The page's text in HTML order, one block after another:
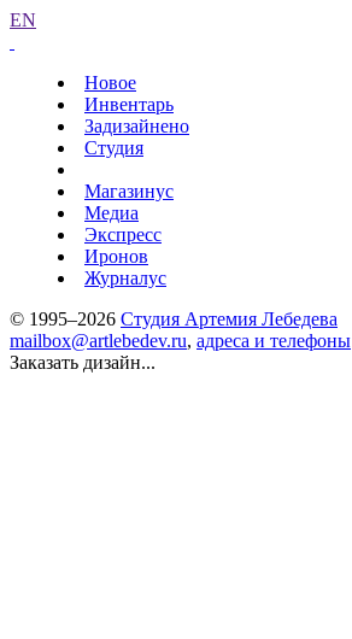
EN
Новое
Инвентарь
Задизайнено
Студия
Магазинус
Медиа
Экспресс
Иронов
Журналус
© 1995–2026 Студия Артемия Лебедева
mailbox@artlebedev.ru, адреса и телефоны
Заказать дизайн...